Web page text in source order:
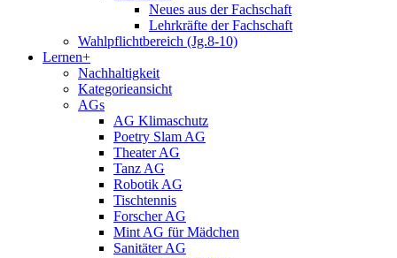
Neues aus der Fachschaft
Lehrkräfte der Fachschaft
Wahlpflichtbereich (Jg.8-10)
Lernen+
Nachhaltigkeit
Kategorieansicht
AGs
AG Klimaschutz
Poetry Slam AG
Theater AG
Tanz AG
Robotik AG
Tischtennis
Forscher AG
Mint AG für Mädchen
Sanitäter AG